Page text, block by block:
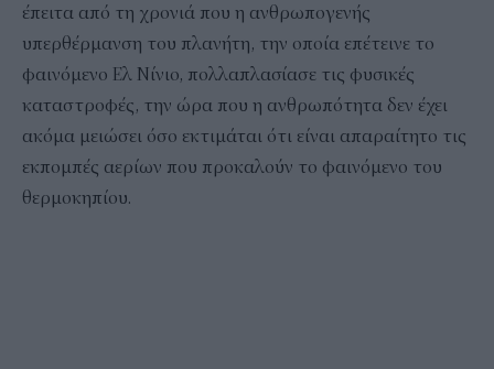
έπειτα από τη χρονιά που η ανθρωπογενής
υπερθέρμανση του πλανήτη, την οποία επέτεινε το
φαινόμενο Ελ Νίνιο, πολλαπλασίασε τις φυσικές
καταστροφές, την ώρα που η ανθρωπότητα δεν έχει
ακόμα μειώσει όσο εκτιμάται ότι είναι απαραίτητο τις
εκπομπές αερίων που προκαλούν το φαινόμενο του
θερμοκηπίου.